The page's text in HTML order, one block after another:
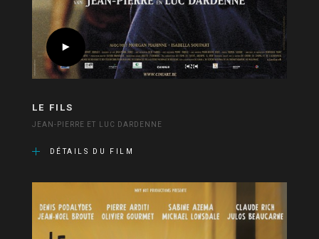
LE FILS
JEAN-PIERRE ET LUC DARDENNE
DÉTAILS DU FILM